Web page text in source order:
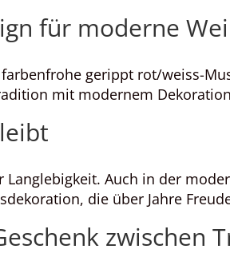
für moderne
gerippt rot/weiss-
mit modernem
Langlebigkeit. Auch in der
die über Jahre
zwischen